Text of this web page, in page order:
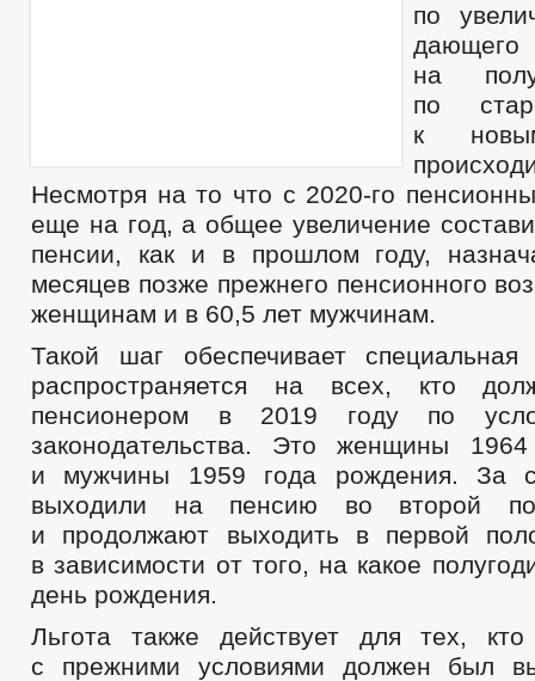
по
на
по
к
Несмотря на то что с 2020-го
еще на год, а общее увеличение
пенсии, как и в прошлом году,
месяцев позже прежнего пенсионного
женщинам и в 60,5 лет мужчинам.
Такой шаг обеспечивает специальная
распространяется на всех, кто
пенсионером в 2019 году по
законодательства. Это женщины
и мужчины 1959 года рождения. За
выходили на пенсию во второй
и продолжают выходить в первой
в зависимости от того, на какое
день рождения.
Льгота также действует для тех, кто
с прежними условиями должен был